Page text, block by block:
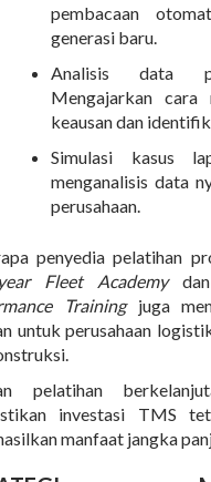
pembacaan
generasi baru.
Analisis data
Mengajarkan cara
keausan dan
Simulasi kasus
menganalisis data
perusahaan.
penyedia pelatihan
Fleet Academy
Trainingjuga
untuk perusahaan
pelatihan
investasi TMS
manfaat jangka